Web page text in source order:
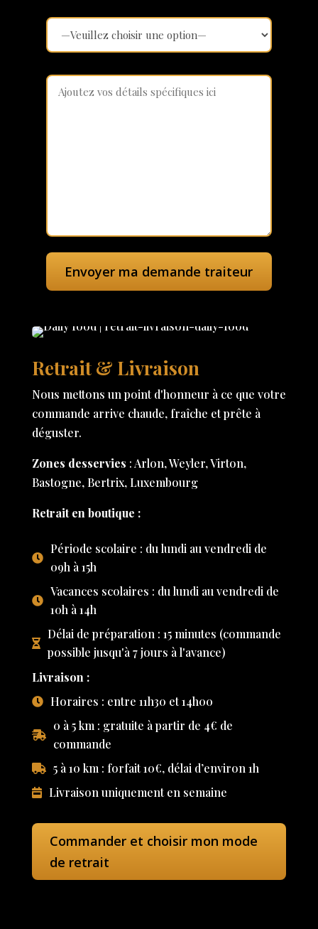
Retrait & Livraison
Nous mettons un point d'honneur à ce que votre
commande arrive chaude, fraîche et prête à
déguster.
Zones desservies : Arlon, Weyler, Virton,
Bastogne, Bertrix, Luxembourg
Retrait en boutique :
Période scolaire : du lundi au vendredi de
09h à 15h
Vacances scolaires : du lundi au vendredi de
10h à 14h
Délai de préparation : 15 minutes (commande
possible jusqu'à 7 jours à l'avance)
Livraison :
Horaires : entre 11h30 et 14h00
0 à 5 km : gratuite à partir de 4€ de
commande
5 à 10 km : forfait 10€, délai d’environ 1h
Livraison uniquement en semaine
Commander et choisir mon mode
de retrait